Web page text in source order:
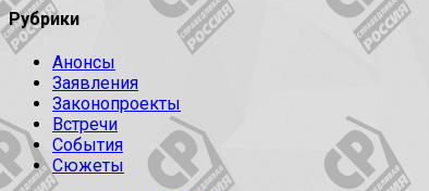
Рубрики
Анонсы
Заявления
Законопроекты
Встречи
События
Сюжеты